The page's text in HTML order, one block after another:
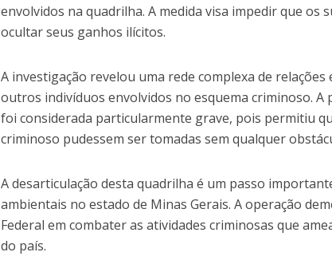
envolvidos na quadrilha. A medida visa impedir que os
ocultar seus ganhos ilícitos.
A investigação revelou uma rede complexa de
outros indivíduos envolvidos no esquema criminoso.
foi considerada particularmente grave, pois permitiu
criminoso pudessem ser tomadas sem qualquer
A desarticulação desta quadrilha é um passo
ambientais no estado de Minas Gerais. A operação
Federal em combater as atividades criminosas que
do país.